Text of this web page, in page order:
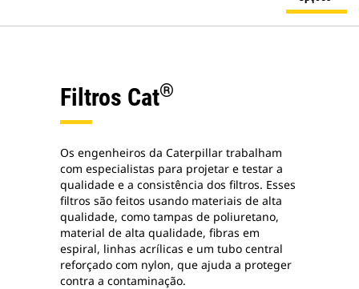
Filtros Cat®
Os engenheiros da Caterpillar trabalham
com especialistas para projetar e testar a
qualidade e a consistência dos filtros. Esses
filtros são feitos usando materiais de alta
qualidade, como tampas de poliuretano,
material de alta qualidade, fibras em
espiral, linhas acrílicas e um tubo central
reforçado com nylon, que ajuda a proteger
contra a contaminação.